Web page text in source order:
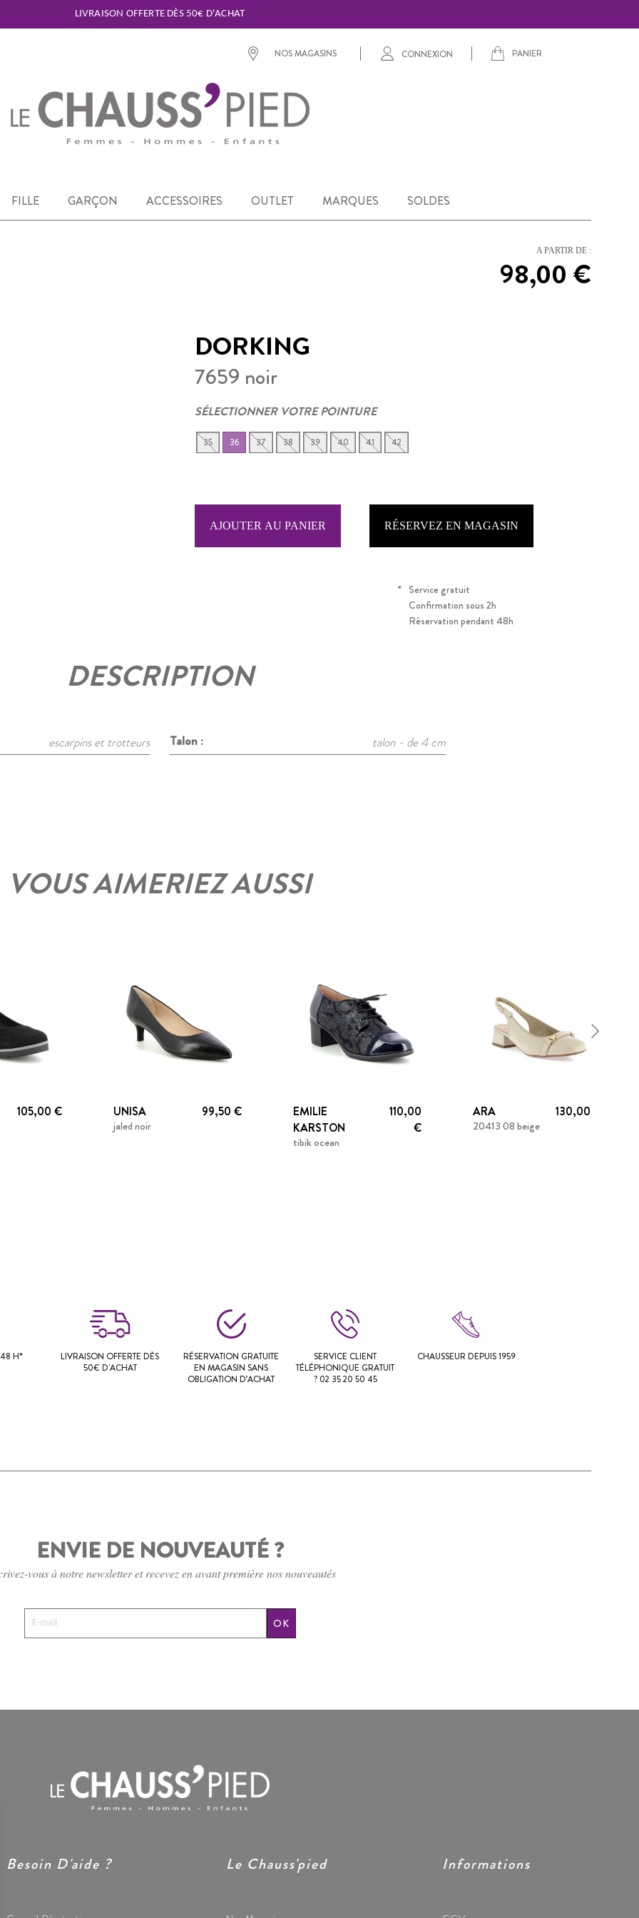
LIVRAISON OFFERTE DÈS 50€ D'ACHAT
NOS MAGASINS CONNEXION PANIER
FILLE GARÇON ACCESSOIRES OUTLET MARQUES SOLDES
DORKING
7659 noir
SÉLECTIONNER VOTRE POINTURE
35 36 37 38 39 40 41 42
RÉSERVEZ EN MAGASIN
* Service gratuit
Confirmation sous 2h
Réservation pendant 48h
A PARTIR DE :
98,00 €
DESCRIPTION
escarpins et trotteurs Talon : talon - de 4 cm
VOUS AIMERIEZ AUSSI
105,00 € UNISA 99,50 €
jaled noir
EMILIE
KARSTON
110,00
€
tibik ocean
ARA 130,00 €
20413 08 beige
H*
LIVRAISON OFFERTE DÈS
50€ D'ACHAT
RÉSERVATION GRATUITE
EN MAGASIN SANS
OBLIGATION D’ACHAT
SERVICE CLIENT
TÉLÉPHONIQUE GRATUIT
? 02 35 20 50 45
CHAUSSEUR DEPUIS 1959
ENVIE DE NOUVEAUTÉ ?
vous à notre newsletter et recevez en avant première nos nouveautés
OK
Besoin D'aide ? Le Chauss'pied Informations